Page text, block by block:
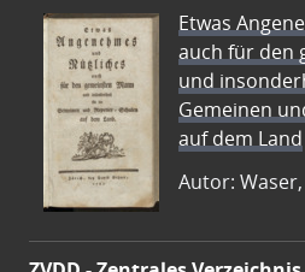
Etwas
auch für den
und
Gemeinen
auf dem Land
Autor: